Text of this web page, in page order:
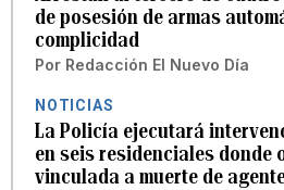
de posesión de armas
complicidad
Por Redacción El Nuevo Día
NOTICIAS
La Policía ejecutará
en seis residenciales donde
vinculada a muerte de